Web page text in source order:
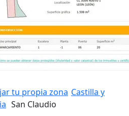
tu propia zona Castilla y
San Claudio